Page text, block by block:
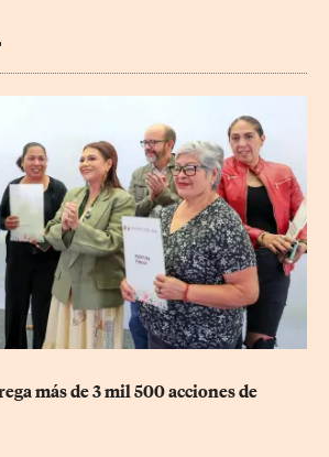
más de 3 mil 500 acciones de